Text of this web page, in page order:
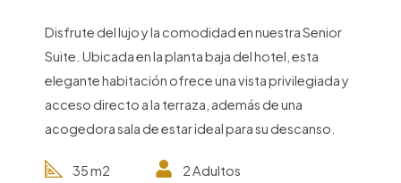
Disfrute del lujo y la comodidad en nuestra Senior
Suite. Ubicada en la planta baja del hotel, esta
elegante habitación ofrece una vista privilegiada y
acceso directo a la terraza, además de una
acogedora sala de estar ideal para su descanso.
35 m2
2 Adultos